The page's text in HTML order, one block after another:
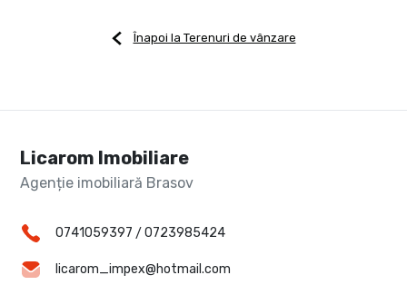
Înapoi la Terenuri de vânzare
Licarom Imobiliare
Agenție imobiliară Brasov
0741059397 / 0723985424
licarom_impex@hotmail.com